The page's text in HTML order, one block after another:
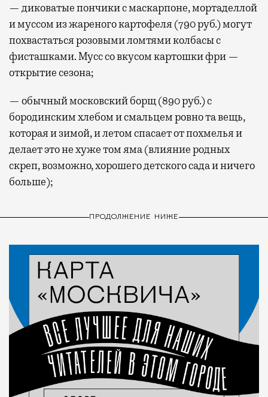
— диковатые пончики с маскарпоне, мортаделлой
и муссом из жареного картофеля (790 руб.) могут
похвастаться розовыми ломтями колбасы с
фисташками. Мусс со вкусом картошки фри —
открытие сезона;
— обычный московский борщ (890 руб.) с
бородинским хлебом и смальцем ровно та вещь,
которая и зимой, и летом спасает от похмелья и
делает это не хуже том яма (влияние родных
скреп, возможно, хорошего детского сада и ничего
больше);
ПРОДОЛЖЕНИЕ НИЖЕ